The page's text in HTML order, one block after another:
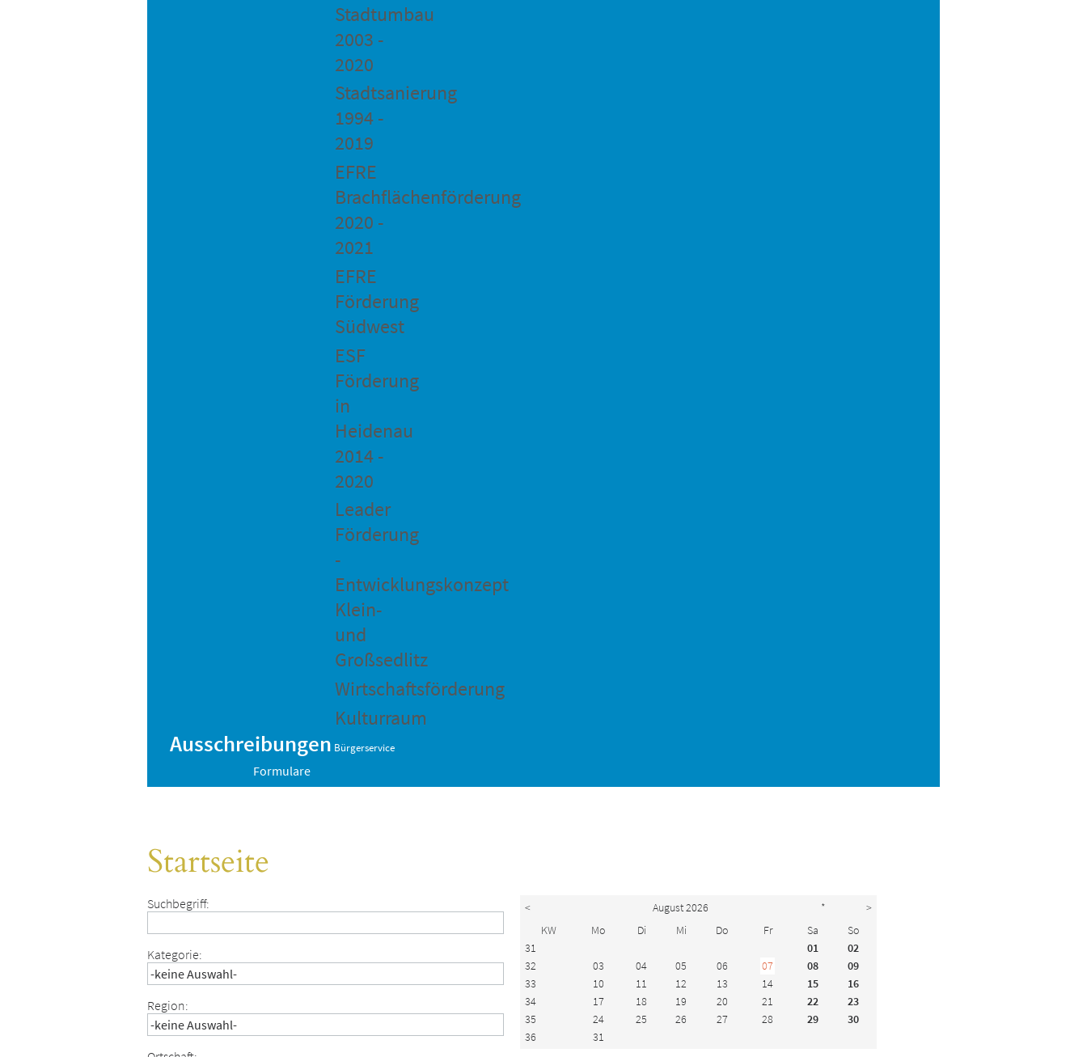
Stadtumbau
2003 -
2020
Stadtsanierung
1994 -
2019
EFRE
Brachflächenförderung
2020 -
2021
EFRE
Förderung
Südwest
ESF
Förderung
in
Heidenau
2014 -
2020
Leader
Förderung
-
Entwicklungskonzept
Klein-
und
Großsedlitz
Wirtschaftsförderung
Kulturraum
Ausschreibungen Bürgerservice
Formulare
Startseite
Suchbegriff:
Kategorie:
Region:
< August 2026 *
>
KW
Mo Di Mi Do Fr Sa
So
31
01
02
32
03 04 05 06 07 08
09
33
10 11 12 13 14 15
16
34
17 18 19 20 21 22
23
35
24 25 26 27 28 29
30
36
31